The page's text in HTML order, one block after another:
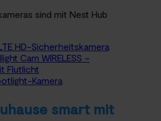
sind mit Nest Hub
HD-Sicherheitskamera
Cam WIRELESS –
Flutlicht
Kamera
smart mit